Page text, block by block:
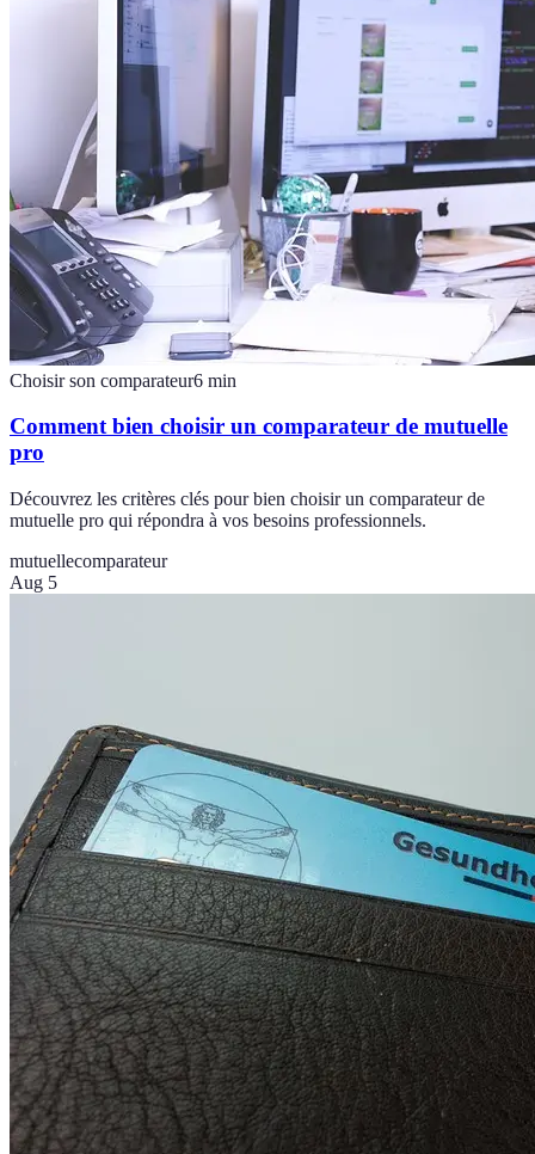
Choisir son comparateur6 min
Comment bien choisir un comparateur de mutuelle
pro
Découvrez les critères clés pour bien choisir un comparateur de
mutuelle pro qui répondra à vos besoins professionnels.
mutuellecomparateur
Aug 5